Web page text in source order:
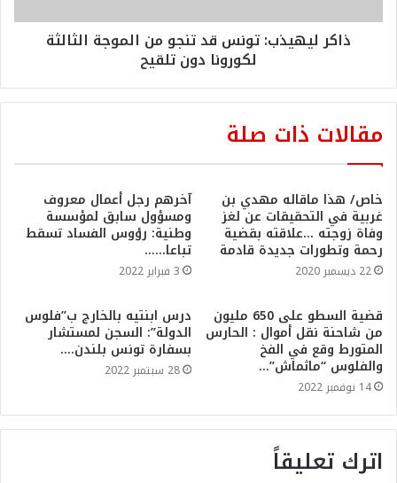
ذاكر ليهيذب: تونس قد تنجو من الموجة الثالثة
لكورونا دون تلقيح
مقالات ذات صلة
خاص/ هذا ماقاله مهدي بن
غربية في التحقيقات عن لغز
وفاة زوجته …علاقته بقضية
رحمة وتطورات جديدة قادمة
22 ديسمبر 2020
آخرهم رجل أعمال معروف
ومسؤول سابق لمؤسسة
وطنية: رؤوس الفساد تسقط
تباعا……
3 فبراير 2022
قضية السطو على 650 مليون
من شاحنة نقل أموال : الحارس
المتورط وقع في الفخ
والفلوس “ماثماش”…
14 نوفمبر 2022
درس ابنتيه بالخارج ب”فلوس
الدولة”: السجن لمستشار
بسفارة تونس بلندن….
28 سبتمبر 2022
اترك تعليقاً